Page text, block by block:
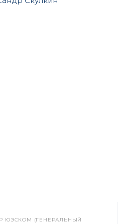
ЮЭСКОМ (ГЕНЕРАЛЬНЫЙ